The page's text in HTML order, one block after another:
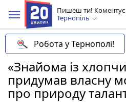
Пишеш ти! Коментує
Тернопіль
Робота у Тернополі!
«Знайома із
придумав власну
про природу